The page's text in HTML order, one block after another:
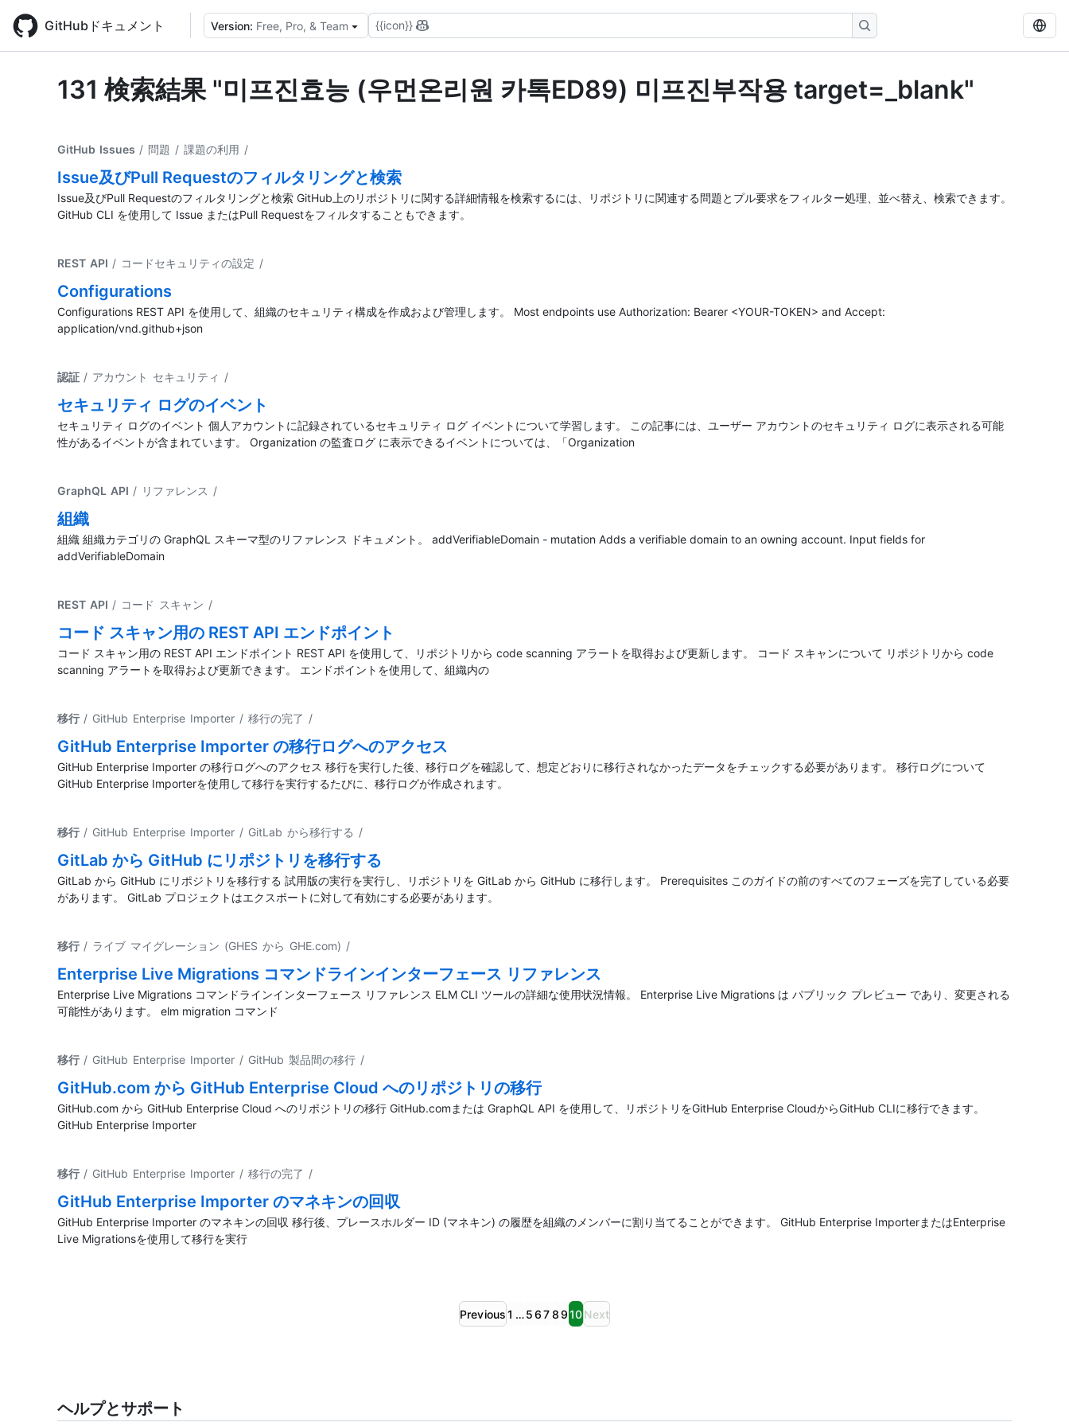
main
GitHubドキュメント Version: Free, Pro, & Team {{icon}}
131 検索結果 "미프진효능 (우먼온리원 카톡ED89) 미프진부작용 target=_blank"
GitHub Issues / 問題 / 課題の利用 /
Issue及びPull Requestのフィルタリングと検索
Issue及びPull Requestのフィルタリングと検索 GitHub上のリポジトリに関する詳細情報を検索するには、リポジトリに関連する問題とプル要求をフィルター処理、並べ替え、検索できます。
GitHub CLI を使用して Issue またはPull Requestをフィルタすることもできます。
REST API / コードセキュリティの設定 /
Configurations
Configurations REST API を使用して、組織のセキュリティ構成を作成および管理します。 Most endpoints use Authorization: Bearer <YOUR-TOKEN> and Accept:
application/vnd.github+json
認証 / アカウント セキュリティ /
セキュリティ ログのイベント
セキュリティ ログのイベント 個人アカウントに記録されているセキュリティ ログ イベントについて学習します。 この記事には、ユーザー アカウントのセキュリティ ログに表示される可能
性があるイベントが含まれています。 Organization の監査ログ に表示できるイベントについては、「Organization
GraphQL API / リファレンス /
組織
組織 組織カテゴリの GraphQL スキーマ型のリファレンス ドキュメント。 addVerifiableDomain - mutation Adds a verifiable domain to an owning account. Input fields for
addVerifiableDomain
REST API / コード スキャン /
コード スキャン用の REST API エンドポイント
コード スキャン用の REST API エンドポイント REST API を使用して、リポジトリから code scanning アラートを取得および更新します。 コード スキャンについて リポジトリから code
scanning アラートを取得および更新できます。 エンドポイントを使用して、組織内の
移行 / GitHub Enterprise Importer / 移行の完了 /
GitHub Enterprise Importer の移行ログへのアクセス
GitHub Enterprise Importer の移行ログへのアクセス 移行を実行した後、移行ログを確認して、想定どおりに移行されなかったデータをチェックする必要があります。 移行ログについて
GitHub Enterprise Importerを使用して移行を実行するたびに、移行ログが作成されます。
移行 / GitHub Enterprise Importer / GitLab から移行する /
GitLab から GitHub にリポジトリを移行する
GitLab から GitHub にリポジトリを移行する 試用版の実行を実行し、リポジトリを GitLab から GitHub に移行します。 Prerequisites このガイドの前のすべてのフェーズを完了している必要
があります。 GitLab プロジェクトはエクスポートに対して有効にする必要があります。
移行 / ライブ マイグレーション (GHES から GHE.com) /
Enterprise Live Migrations コマンドラインインターフェース リファレンス
Enterprise Live Migrations コマンドラインインターフェース リファレンス ELM CLI ツールの詳細な使用状況情報。 Enterprise Live Migrations は パブリック プレビュー であり、変更される
可能性があります。 elm migration コマンド
移行 / GitHub Enterprise Importer / GitHub 製品間の移行 /
GitHub.com から GitHub Enterprise Cloud へのリポジトリの移行
GitHub.com から GitHub Enterprise Cloud へのリポジトリの移行 GitHub.comまたは GraphQL API を使用して、リポジトリをGitHub Enterprise CloudからGitHub CLIに移行できます。
GitHub Enterprise Importer
移行 / GitHub Enterprise Importer / 移行の完了 /
GitHub Enterprise Importer のマネキンの回収
GitHub Enterprise Importer のマネキンの回収 移行後、プレースホルダー ID (マネキン) の履歴を組織のメンバーに割り当てることができます。 GitHub Enterprise ImporterまたはEnterprise
Live Migrationsを使用して移行を実行
Previous 1 …5678910Next
ヘルプとサポート